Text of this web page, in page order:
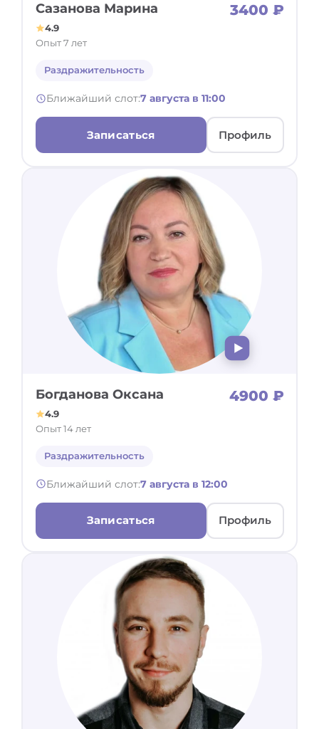
Сазанова Марина 3400 ₽
4.9
Опыт 7 лет
Раздражительность
Ближайший слот:7 августа в 11:00
Записаться Профиль
Богданова Оксана 4900 ₽
4.9
Опыт 14 лет
Раздражительность
Ближайший слот:7 августа в 12:00
Записаться Профиль